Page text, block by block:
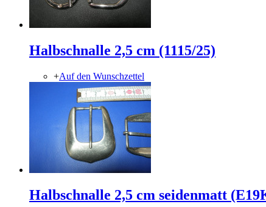
Halbschnalle 2,5 cm (1115/25)
+Auf den Wunschzettel
Halbschnalle 2,5 cm seidenmatt